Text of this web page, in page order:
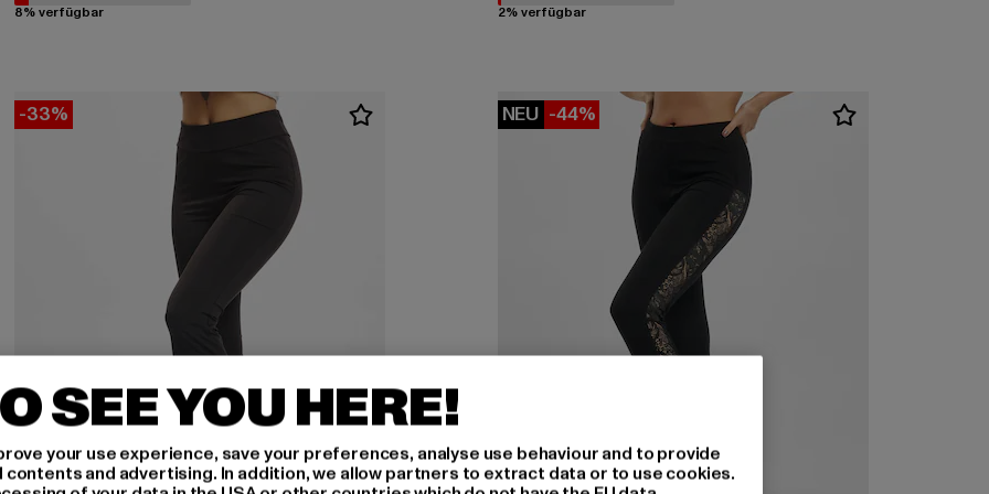
8% verfügbar 2% verfügbar
-33% NEU -44%
SEE YOU HERE!
your use experience, save your preferences, analyse use behaviour and to provide
and advertising. In addition, we allow partners to extract data or to use cookies.